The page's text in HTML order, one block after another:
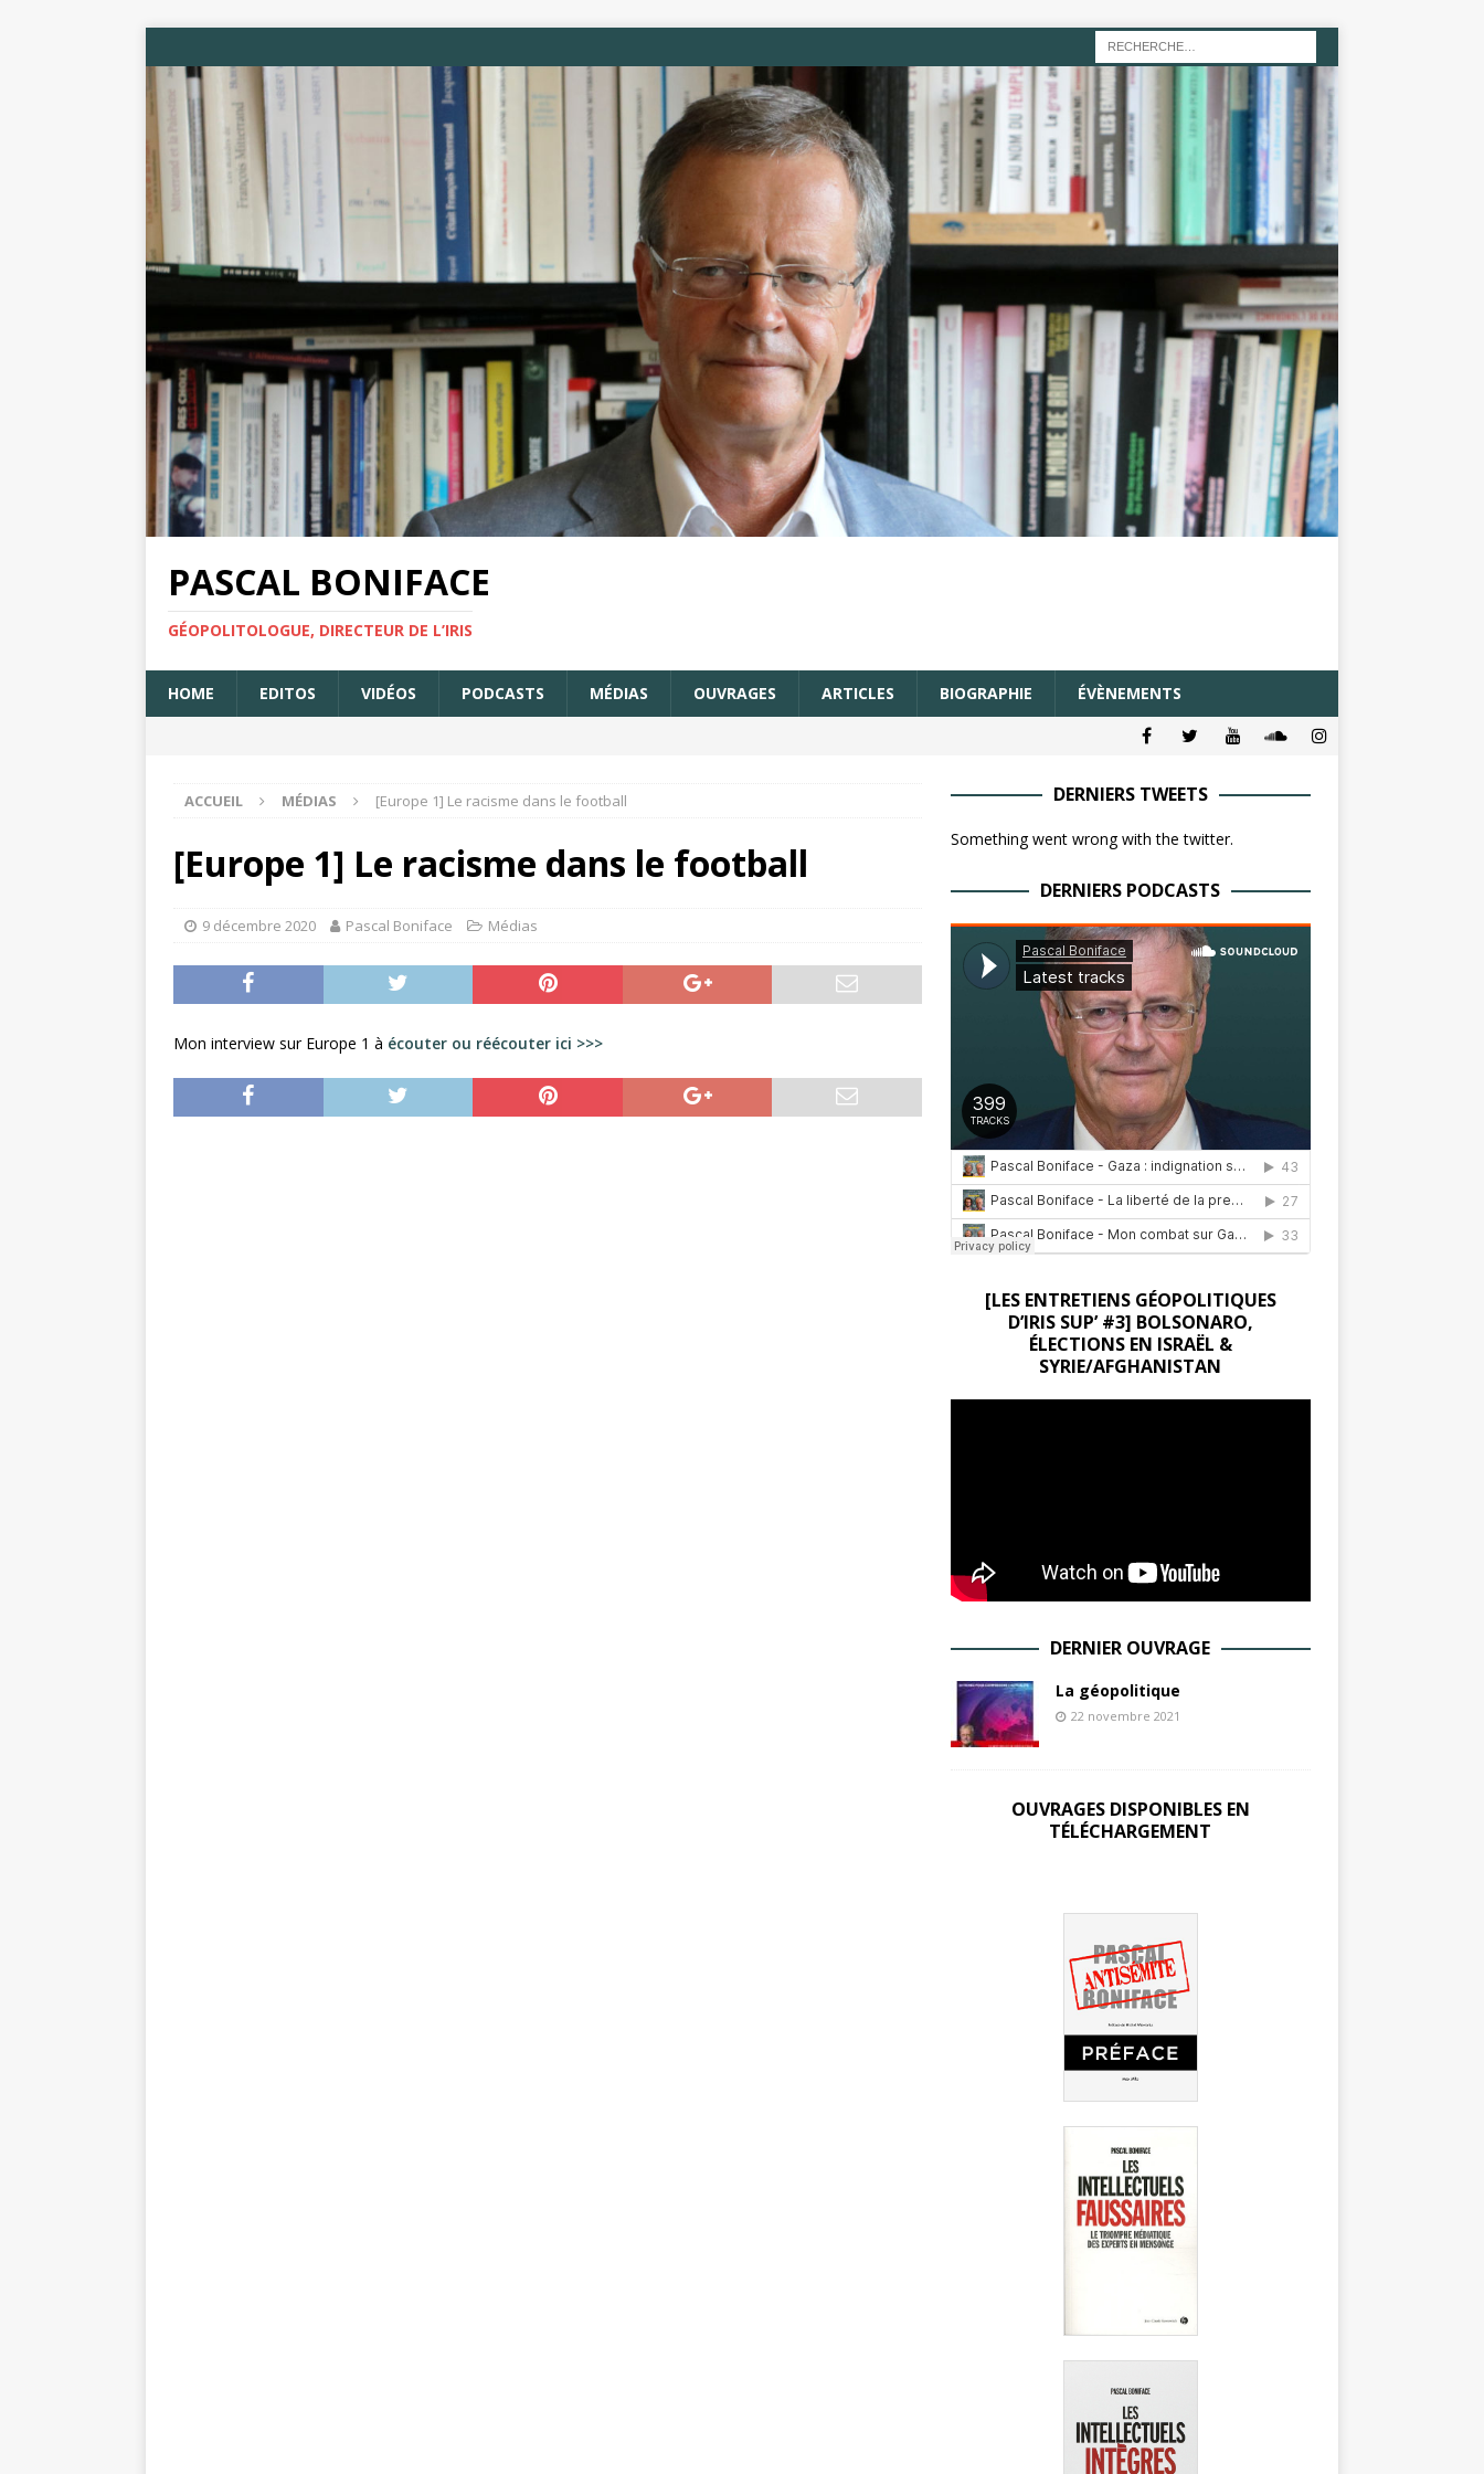
PASCAL BONIFACE
GÉOPOLITOLOGUE, DIRECTEUR DE L’IRIS
HOME EDITOS VIDÉOS PODCASTS MÉDIAS OUVRAGES ARTICLES BIOGRAPHIE ÉVÈNEMENTS
ACCUEIL MÉDIAS [Europe 1] Le racisme dans le football
[Europe 1] Le racisme dans le football
9 décembre 2020 Pascal Boniface Médias
Mon interview sur Europe 1 à écouter ou réécouter ici >>>
DERNIERS TWEETS
Something went wrong with the twitter.
DERNIERS PODCASTS
[LES ENTRETIENS GÉOPOLITIQUES
D’IRIS SUP’ #3] BOLSONARO,
ÉLECTIONS EN ISRAËL &
SYRIE/AFGHANISTAN
DERNIER OUVRAGE
La géopolitique
22 novembre 2021
OUVRAGES DISPONIBLES EN
TÉLÉCHARGEMENT